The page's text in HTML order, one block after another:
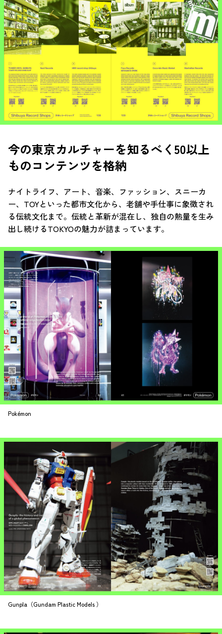
今の東京カルチャーを知るべく50以上
ものコンテンツを格納
ナイトライフ、アート、音楽、ファッション、スニーカ
ー、TOYといった都市文化から、老舗や手仕事に象徴され
る伝統文化まで。伝統と革新が混在し、独自の熱量を生み
出し続けるTOKYOの魅力が詰まっています。
Pokémon
Gunpla（Gundam Plastic Models ）